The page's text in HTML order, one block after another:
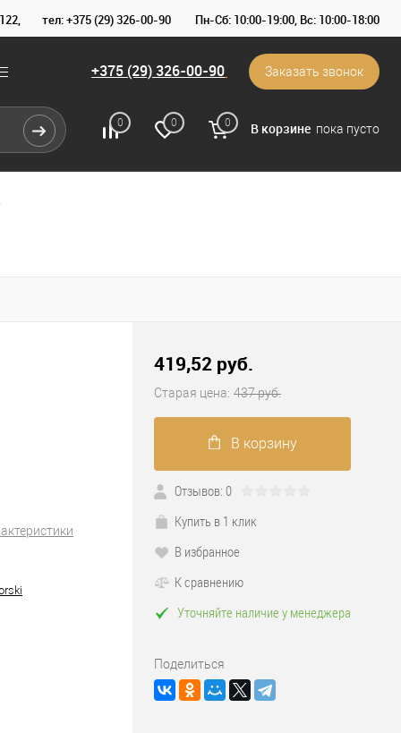
тел: +375 (29) 326-00-90 Пн-Сб: 10:00-19:00, Вс: 10:00-18:00
+375 (29) 326-00-90 Заказать звонок
0 0 0 В корзине пока пусто
419,52 pуб.
Старая цена: 437 pуб.
В корзину
Отзывов: 0
Купить в 1 клик
В избранное
К сравнению
Уточняйте наличие у менеджера
Поделиться